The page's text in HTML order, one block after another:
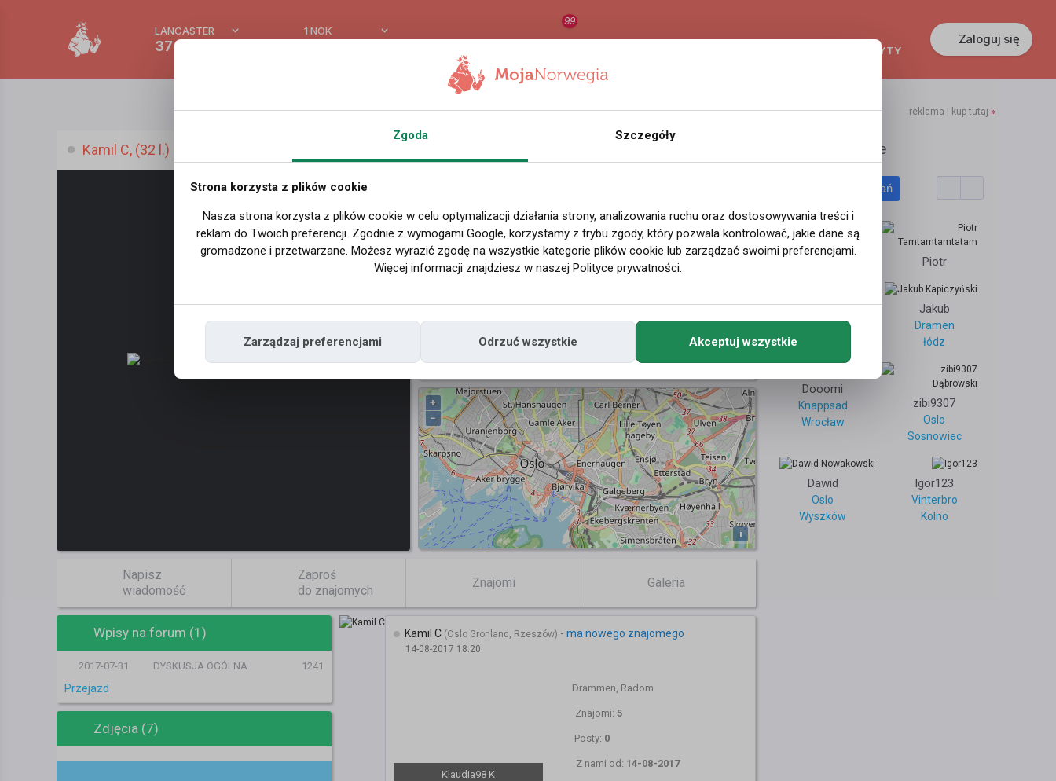
LANCASTER
37 °C
1 NOK
99
KREDYTY
Zaloguj się
reklama | kup tutaj »
Kamil C, (32 l.)
Miejscowość
w Norwegii
Oslo Gronland
Posty 1
+
−
i
Napisz
wiadomość
Zaproś
do znajomych
Znajomi Galeria
Wpisy na forum (1)
2017-07-31 DYSKUSJA OGÓLNA 1241
Przejazd
Zdjęcia (7)
Kamil C (Oslo Gronland, Rzeszów) - ma nowego znajomego
14-08-2017 18:20
Klaudia98 K
Drammen, Radom
Znajomi: 5
Posty: 0
Z nami od: 14-08-2017
Polecane profile
Filtr wyszukiwań
Kuba
Piotr
Adam Jakub
Dramen
łódz
Dooomi
Knappsad
Wrocław
zibi9307
Oslo
Sosnowiec
Dawid
Oslo
Wyszków
Igor123
Vinterbro
Kolno
Zgoda Szczegóły
Strona korzysta z plików cookie
Nasza strona korzysta z plików cookie w celu optymalizacji działania strony, analizowania ruchu oraz dostosowywania treści i
reklam do Twoich preferencji. Zgodnie z wymogami Google, korzystamy z trybu zgody, który pozwala kontrolować, jakie dane są
gromadzone i przetwarzane. Możesz wyrazić zgodę na wszystkie kategorie plików cookie lub zarządzać swoimi preferencjami.
Więcej informacji znajdziesz w naszej Polityce prywatności.
Zarządzaj preferencjami Odrzuć wszystkie Akceptuj wszystkie